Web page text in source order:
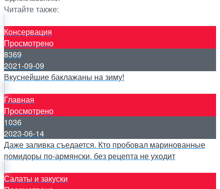
Читайте также:
Консервация
Просмотрено
8369
2021-09-09
Вкуснейшие баклажаны на зиму!
Главная
Просмотрено
1036
2023-06-14
Даже заливка съедается. Кто пробовал маринованные
помидоры по-армянски, без рецепта не уходит
Салаты и закуски